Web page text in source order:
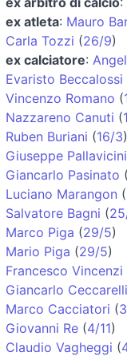
ex atleta: Mauro
Carla Tozzi (26/9)
ex calciatore:
Evaristo Beccalossi
Vincenzo Romano (
Nazzareno Canuti (
Ruben Buriani (16/3)
Giuseppe Pallavicini
Giancarlo Pasinato (
Luciano Marangon (
Salvatore Bagni (
Marco Piga (29/5)
Mario Piga (29/5)
Francesco Vincenzi
Giancarlo Ceccarelli
Marco Cacciatori (
Giovanni Re (4/11)
Claudio Vagheggi (